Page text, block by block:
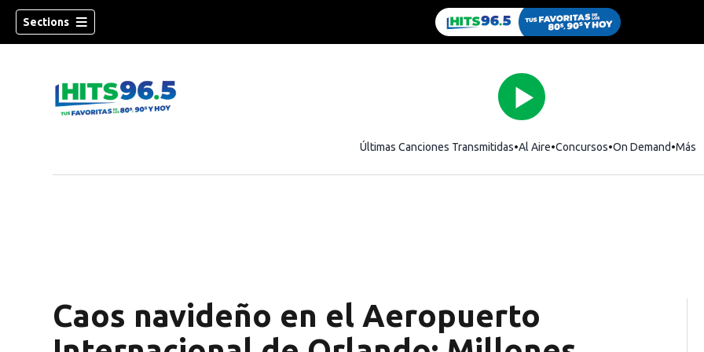
Sections
Últimas Canciones Transmitidas Al Aire Concursos On Demand Más
Caos navideño en el Aeropuerto